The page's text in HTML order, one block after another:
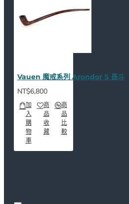
Vauen 魔戒系列 Arondor S 長斗
NT$6,800
加
入
購
物
車
商
品
收
藏
商
品
比
較